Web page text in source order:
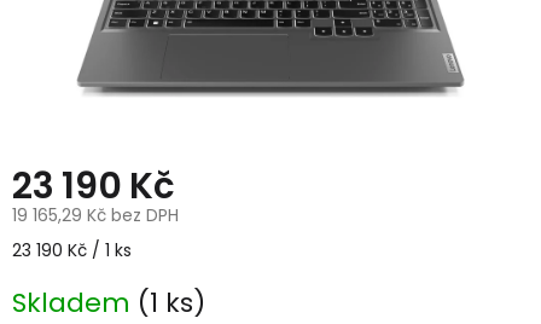
23 190 Kč
19 165,29 Kč bez DPH
Měrná
23 190 Kč / 1 ks
Skladem (1 ks)